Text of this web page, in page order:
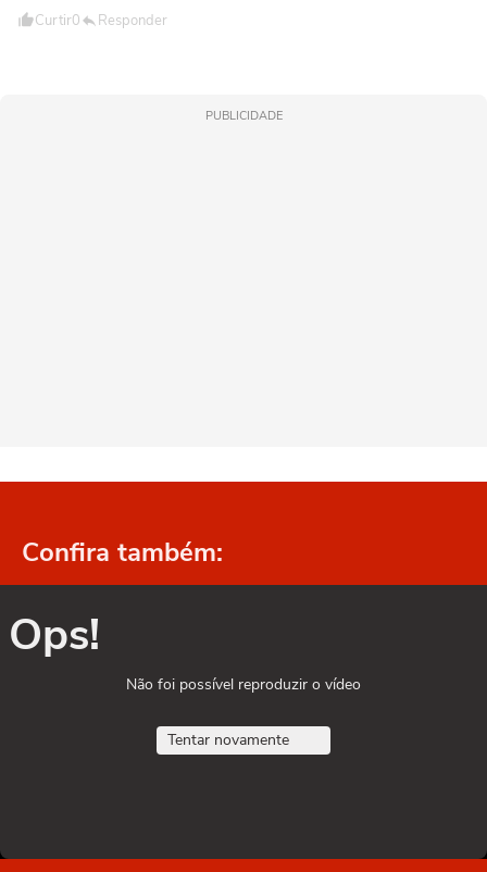
Curtir0 Responder
PUBLICIDADE
Confira também:
Ops!
Não foi possível reproduzir o vídeo
Tentar novamente